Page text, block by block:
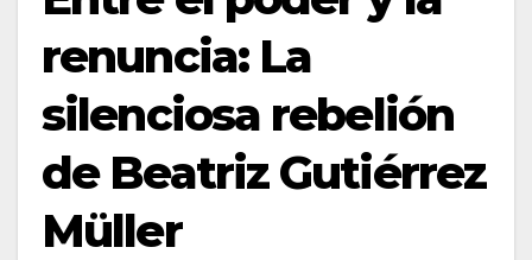
renuncia: La
silenciosa rebelión
de Beatriz Gutiérrez
Müller